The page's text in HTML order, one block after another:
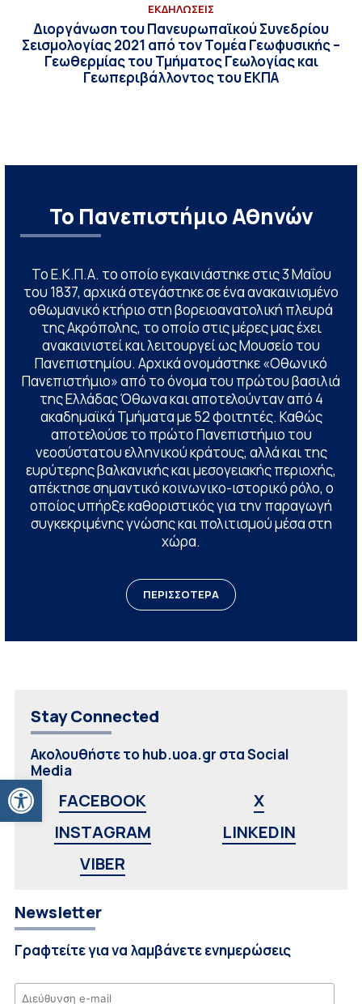
Ανοίξτε τη γραμμή εργαλείων
ΕΚΔΗΛΩΣΕΙΣ
Διοργάνωση του Πανευρωπαϊκού Συνεδρίου
Σεισμολογίας 2021 από τον Τομέα Γεωφυσικής –
Γεωθερμίας του Τμήματος Γεωλογίας και
Γεωπεριβάλλοντος του ΕΚΠΑ
Το Πανεπιστήμιο Αθηνών
Το Ε.Κ.Π.Α. το οποίο εγκαινιάστηκε στις 3 Μαΐου
του 1837, αρχικά στεγάστηκε σε ένα ανακαινισμένο
οθωμανικό κτήριο στη βορειοανατολική πλευρά
της Ακρόπολης, το οποίο στις μέρες μας έχει
ανακαινιστεί και λειτουργεί ως Μουσείο του
Πανεπιστημίου. Αρχικά ονομάστηκε «Οθωνικό
Πανεπιστήμιο» από το όνομα του πρώτου βασιλιά
της Ελλάδας Όθωνα και αποτελούνταν από 4
ακαδημαϊκά Τμήματα με 52 φοιτητές. Καθώς
αποτελούσε το πρώτο Πανεπιστήμιο του
νεοσύστατου ελληνικού κράτους, αλλά και της
ευρύτερης βαλκανικής και μεσογειακής περιοχής,
απέκτησε σημαντικό κοινωνικο-ιστορικό ρόλο, ο
οποίος υπήρξε καθοριστικός για την παραγωγή
συγκεκριμένης γνώσης και πολιτισμού μέσα στη
χώρα.
ΠΕΡΙΣΣΟΤΕΡΑ
Stay Connected
Ακολουθήστε το hub.uoa.gr στα Social
Media
FACEBOOK
X
INSTAGRAM
LINKEDIN
VIBER
Newsletter
Γραφτείτε για να λαμβάνετε ενημερώσεις